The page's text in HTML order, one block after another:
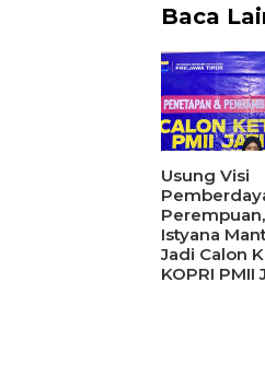
Baca
Usung Visi
Istyana
Jadi Calon
KOPRI PMII